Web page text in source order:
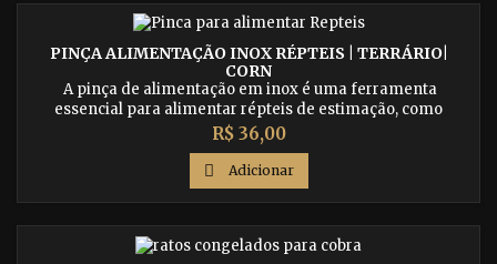
PINÇA ALIMENTAÇÃO INOX RÉPTEIS | TERRÁRIO|
CORN
A pinça de alimentação em inox é uma ferramenta
essencial para alimentar répteis de estimação, como
lagartos e cobras, de forma higiênica e segura. Compre
agora em nossa loja online e facilite a alimentação do seu
animal de estimação.
Preço
R$ 36,00
 Adicionar